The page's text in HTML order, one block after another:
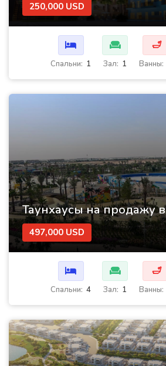
250,000 USD
Cпальни: 1 Зал: 1
🛁
Ванны:
497,000 USD
Cпальни: 4 Зал: 1
🛁
Ванны: